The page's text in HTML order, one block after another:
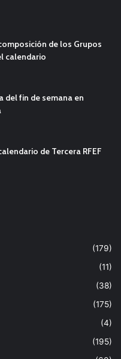
de los Grupos
calendario
del fin de semana en
de Tercera RFEF
(179)
(11)
(38)
(175)
(4)
(195)